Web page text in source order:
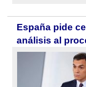
España pide
análisis al